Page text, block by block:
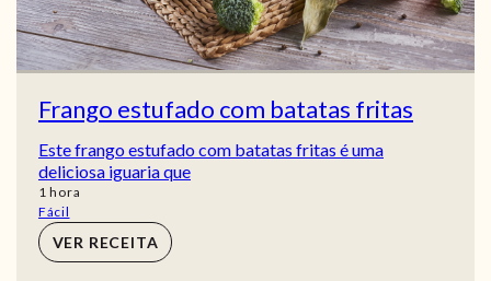
Frango estufado com batatas fritas
Este frango estufado com batatas fritas é uma
deliciosa iguaria que
1 hora
hora
Fácil
VER RECEITA